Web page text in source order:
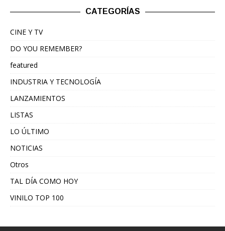
CATEGORÍAS
CINE Y TV
DO YOU REMEMBER?
featured
INDUSTRIA Y TECNOLOGÍA
LANZAMIENTOS
LISTAS
LO ÚLTIMO
NOTICIAS
Otros
TAL DÍA COMO HOY
VINILO TOP 100